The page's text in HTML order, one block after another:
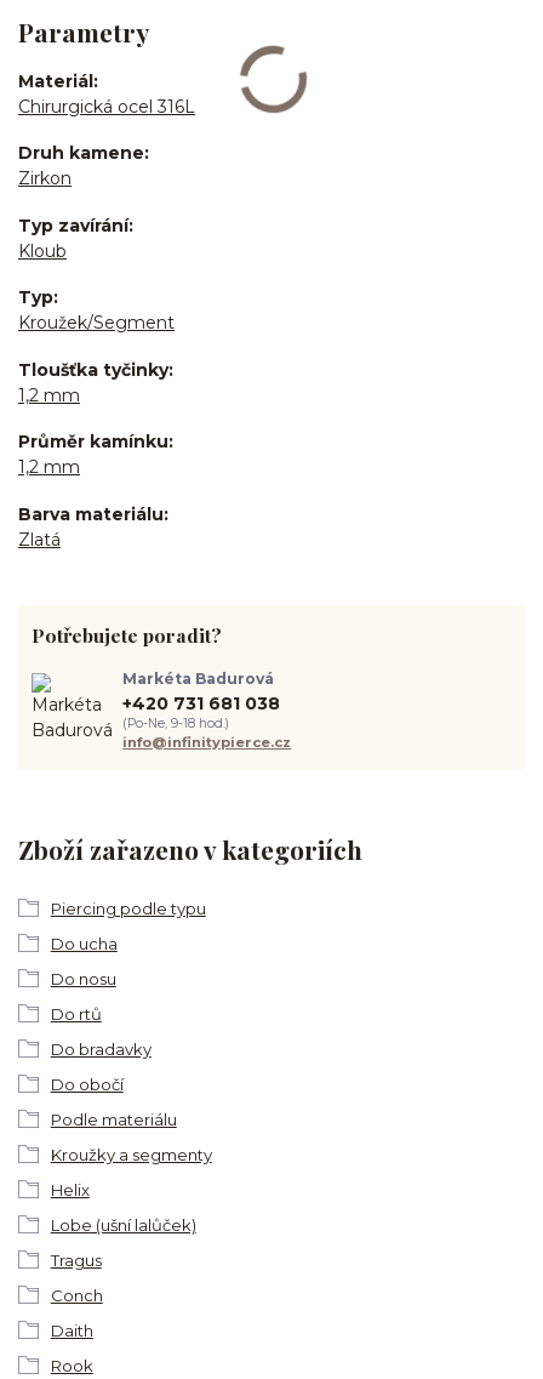
Parametry
Materiál
Chirurgická ocel 316L
Druh kamene
Zirkon
Typ zavírání
Kloub
Typ
Kroužek/Segment
Tloušťka tyčinky
1,2 mm
Průměr kamínku
1,2 mm
Barva materiálu
Zlatá
Zboží zařazeno v kategoriích
Piercing podle typu
Do ucha
Do nosu
Do rtů
Do bradavky
Do obočí
Podle materiálu
Kroužky a segmenty
Helix
Lobe (ušní lalůček)
Tragus
Conch
Daith
Rook
Potřebujete poradit?
Markéta Badurová
+420 731 681 038
(Po-Ne, 9-18 hod.)
info@infinitypierce.cz